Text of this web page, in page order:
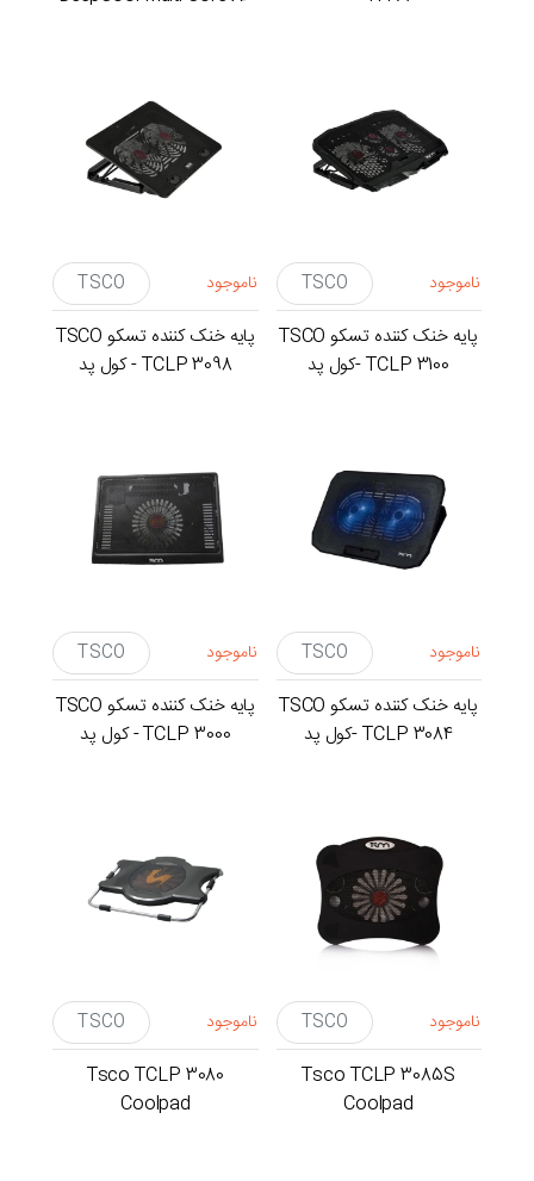
ناموجود TSCO
پایه خنک کننده تسکو TSCO
TCLP 3100 -کول پد
ناموجود TSCO
پایه خنک کننده تسکو TSCO
TCLP 3098 - کول پد
ناموجود TSCO
پایه خنک کننده تسکو TSCO
TCLP 3084 -کول پد
ناموجود TSCO
پایه خنک کننده تسکو TSCO
TCLP 3000 - کول پد
ناموجود TSCO
Tsco TCLP 3085S
Coolpad
ناموجود TSCO
Tsco TCLP 3080
Coolpad